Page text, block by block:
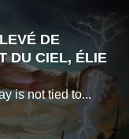
DE
DU CIEL, ÉLIE
is not tied to...